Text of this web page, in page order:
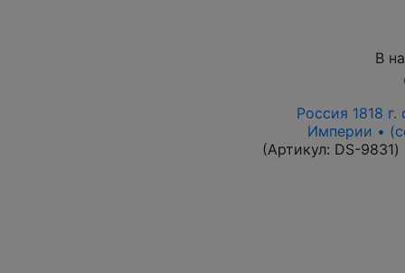
В
Россия 1818 г.
Империи •
(Артикул: DS-9831)